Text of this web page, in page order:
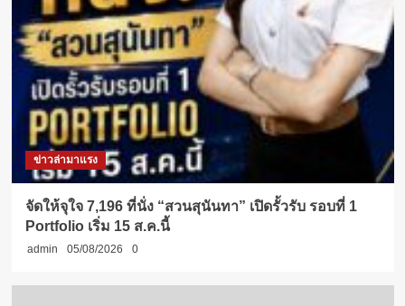
ข่าวล่ามาแรง
จัดให้จุใจ 7,196 ที่นั่ง “สวนสุนันทา” เปิดรั้วรับ รอบที่ 1
Portfolio เริ่ม 15 ส.ค.นี้
admin 05/08/2026 0